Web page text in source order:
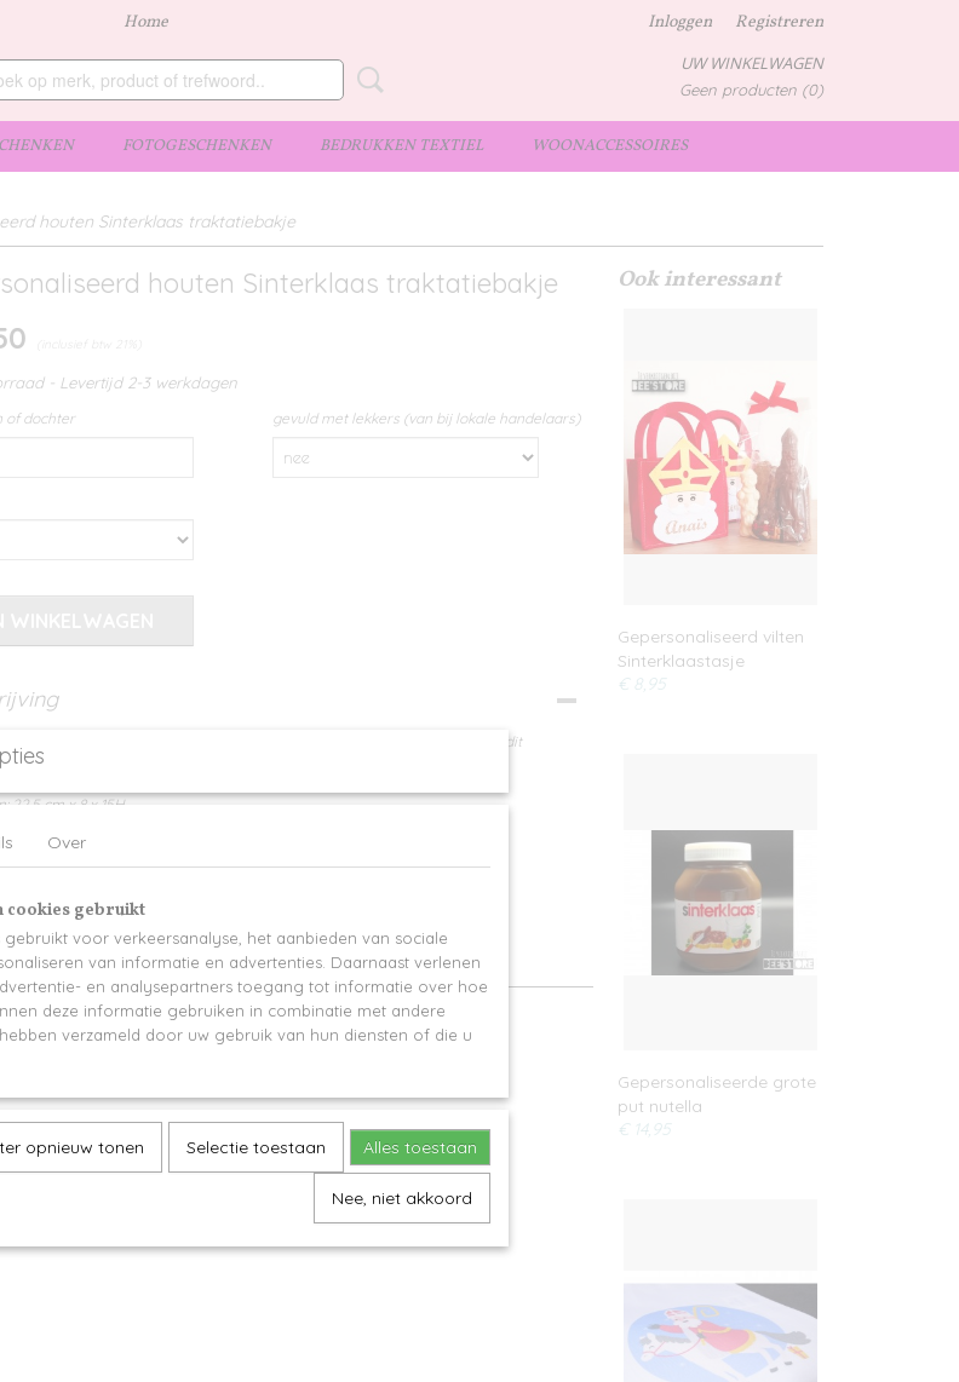
Home Inloggen Registreren
UW WINKELWAGEN
Geen producten (0)
FOTOGESCHENKEN BEDRUKKEN TEXTIEL WOONACCESSOIRES
houten Sinterklaas traktatiebakje
houten Sinterklaas traktatiebakje
(inclusief btw 21%)
- Levertijd 2-3 werkdagen
of dochter gevuld met lekkers (van bij lokale handelaars)
dit als de Sint bij het vinden van een tekening of een wortel voor het paard dit
traktatiebakje achterlaat? ;-)
22,5 cm x 8 x 15H
bakje: 12 x 8 x 6H
gevuld met lekkers! -> meerprijs
3 werkdagen
Ook interessant
Gepersonaliseerd vilten
Sinterklaastasje
€ 8,95
Gepersonaliseerde grote
put nutella
€ 14,95
Over
cookies gebruikt
voor verkeersanalyse, het aanbieden van sociale
van informatie en advertenties. Daarnaast verlenen
en analysepartners toegang tot informatie over hoe
deze informatie gebruiken in combinatie met andere
verzameld door uw gebruik van hun diensten of die u
opnieuw tonen Selectie toestaan Alles toestaan
Nee, niet akkoord